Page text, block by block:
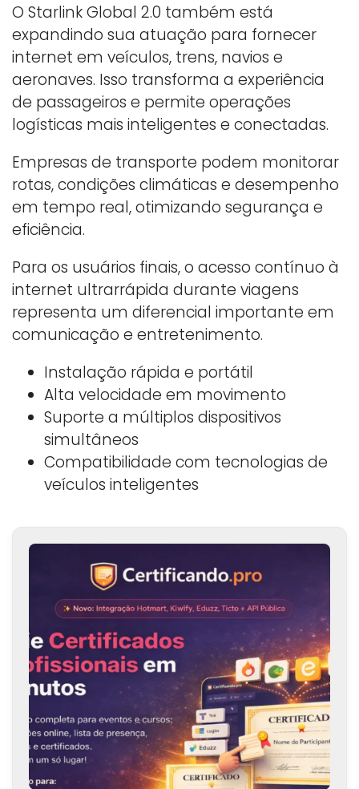
O Starlink Global 2.0 também está
expandindo sua atuação para fornecer
internet em veículos, trens, navios e
aeronaves. Isso transforma a experiência
de passageiros e permite operações
logísticas mais inteligentes e conectadas.
Empresas de transporte podem monitorar
rotas, condições climáticas e desempenho
em tempo real, otimizando segurança e
eficiência.
Para os usuários finais, o acesso contínuo à
internet ultrarrápida durante viagens
representa um diferencial importante em
comunicação e entretenimento.
Instalação rápida e portátil
Alta velocidade em movimento
Suporte a múltiplos dispositivos
simultâneos
Compatibilidade com tecnologias de
veículos inteligentes